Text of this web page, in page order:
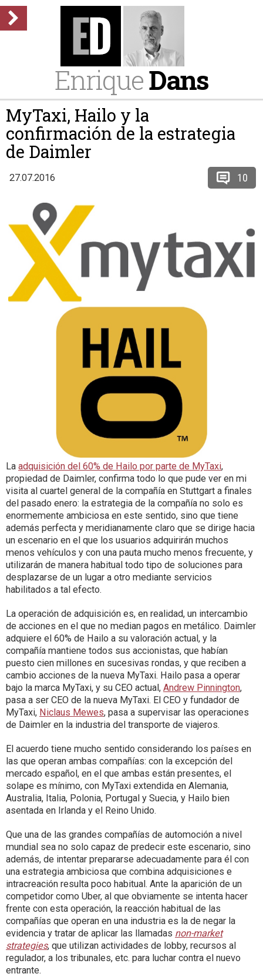
EnriqueDans
MyTaxi, Hailo y la
confirmación de la estrategia
de Daimler
27.07.2016 10
La adquisición del 60% de Hailo por parte de MyTaxi,
propiedad de Daimler, confirma todo lo que pude ver en mi
visita al cuartel general de la compañía en Stuttgart a finales
del pasado enero: la estrategia de la compañía no solo es
enormemente ambiciosa en este sentido, sino que tiene
además perfecta y meridianamente claro que se dirige hacia
un escenario en el que los usuarios adquirirán muchos
menos vehículos y con una pauta mucho menos frecuente, y
utilizarán de manera habitual todo tipo de soluciones para
desplazarse de un lugar a otro mediante servicios
habilitados a tal efecto.
La operación de adquisición es, en realidad, un intercambio
de acciones en el que no median pagos en metálico. Daimler
adquiere el 60% de Hailo a su valoración actual, y la
compañía mantiene todos sus accionistas, que habían
puesto cien millones en sucesivas rondas, y que reciben a
cambio acciones de la nueva MyTaxi. Hailo pasa a operar
bajo la marca MyTaxi, y su CEO actual, Andrew Pinnington,
pasa a ser CEO de la nueva MyTaxi. El CEO y fundador de
MyTaxi, Niclaus Mewes, pasa a supervisar las operaciones
de Daimler en la industria del transporte de viajeros.
El acuerdo tiene mucho sentido considerando los países en
las que operan ambas compañías: con la excepción del
mercado español, en el que ambas están presentes, el
solape es mínimo, con MyTaxi extendida en Alemania,
Australia, Italia, Polonia, Portugal y Suecia, y Hailo bien
asentada en Irlanda y el Reino Unido.
Que una de las grandes compañías de automoción a nivel
mundial sea no solo capaz de predecir este escenario, sino
además, de intentar prepararse adecuadamente para él con
una estrategia ambiciosa que combina adquisiciones e
intracreación resulta poco habitual. Ante la aparición de un
competidor como Uber, al que obviamente se intenta hacer
frente con esta operación, la reacción habitual de las
compañías que operan en una industria es la de negar la
evidencia y tratar de aplicar las llamadas non-market
strategies, que utilizan actividades de lobby, recursos al
regulador, a los tribunales, etc. para luchar contra el nuevo
entrante.